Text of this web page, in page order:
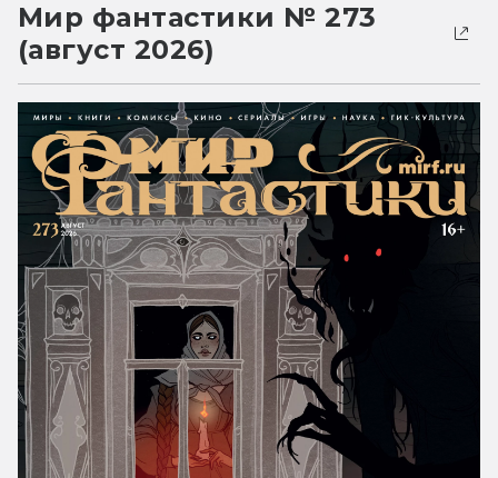
Мир фантастики № 273
(август 2026)